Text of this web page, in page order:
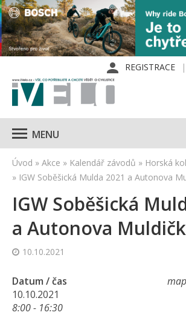
REGISTRACE
MENU
Úvod » Akce » Kalendář závodů » Horská
» IGW Soběšická Mulda 2021 a Autonova
IGW Soběšická
a Autonova
10.10.2021
Datum / čas
10.10.2021
8:00 - 16:30